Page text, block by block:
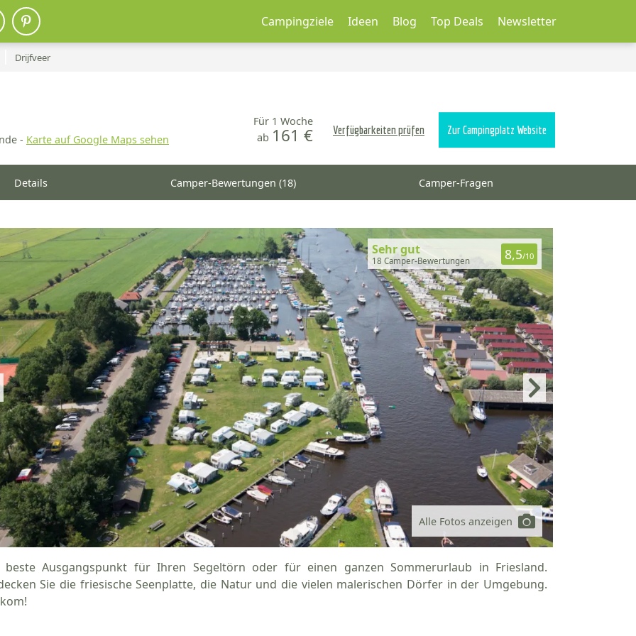
Campingziele Ideen Blog Top Deals Newsletter
Drijfveer
- Karte auf Google Maps sehen
Für 1 Woche
ab 161 € Verfügbarkeiten prüfen Zur Campingplatz Website
Details Camper-Bewertungen (18) Camper-Fragen
Alle Fotos anzeigen
Sehr gut
18 Camper-Bewertungen 8,5/10
beste Ausgangspunkt für Ihren Segeltörn oder für einen ganzen Sommerurlaub in Friesland.
Sie die friesische Seenplatte, die Natur und die vielen malerischen Dörfer in der Umgebung.